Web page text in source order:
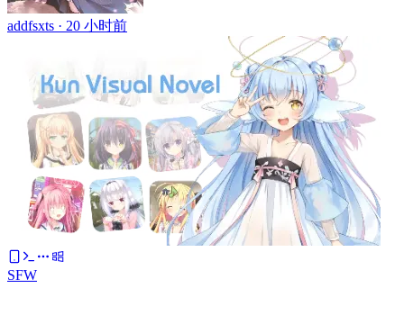
addfsxts · 20 小时前
SFW